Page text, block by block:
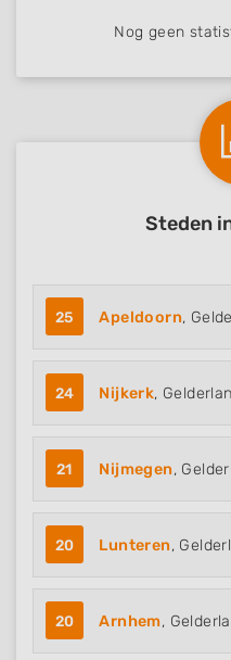
Nog geen
Steden
25 Apeldoorn,
24 Nijkerk,
21 Nijmegen,
20 Lunteren,
20 Arnhem,